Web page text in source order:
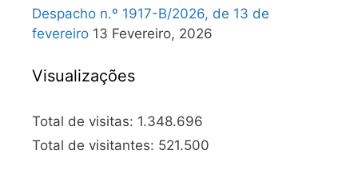
Despacho n.º 1917-B/2026, de 13 de
fevereiro 13 Fevereiro, 2026
Visualizações
Total de visitas: 1.348.696
Total de visitantes: 521.500